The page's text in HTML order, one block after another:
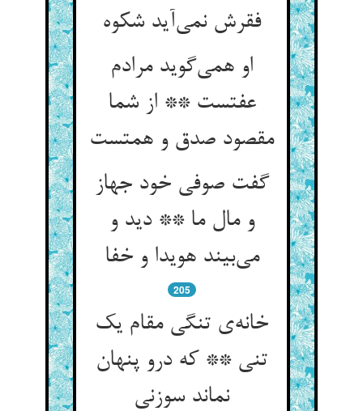
فقرش نمی‌آید شکوه
او همی‌گوید مرادم
عفتست ** از شما
مقصود صدق و همتست
گفت صوفی خود جهاز
و مال ما ** دید و
می‌بیند هویدا و خفا
205
خانه‌ی تنگی مقام یک
تنی ** که درو پنهان
نماند سوزنی